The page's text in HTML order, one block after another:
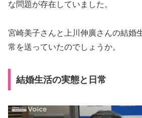
な問題が存在していました。
宮崎美子さんと上川伸廣さんの結婚
常を送っていたのでしょうか。
結婚生活の実態と日常